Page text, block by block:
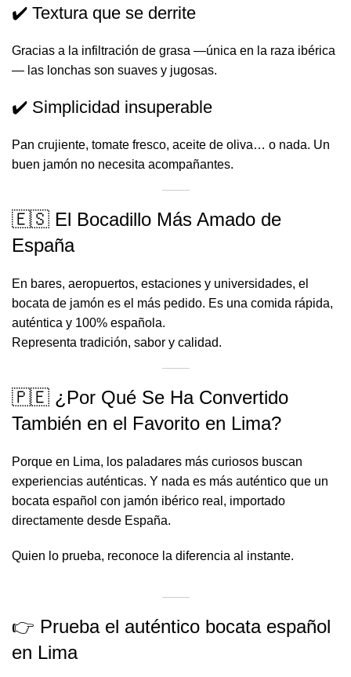
✔️ Textura que se derrite
Gracias a la infiltración de grasa —única en la raza ibérica
— las lonchas son suaves y jugosas.
✔️ Simplicidad insuperable
Pan crujiente, tomate fresco, aceite de oliva… o nada. Un
buen jamón no necesita acompañantes.
🇪🇸 El Bocadillo Más Amado de
España
En bares, aeropuertos, estaciones y universidades, el
bocata de jamón es el más pedido. Es una comida rápida,
auténtica y 100% española.
Representa tradición, sabor y calidad.
🇵🇪 ¿Por Qué Se Ha Convertido
También en el Favorito en Lima?
Porque en Lima, los paladares más curiosos buscan
experiencias auténticas. Y nada es más auténtico que un
bocata español con jamón ibérico real, importado
directamente desde España.
Quien lo prueba, reconoce la diferencia al instante.
👉 Prueba el auténtico bocata español
en Lima